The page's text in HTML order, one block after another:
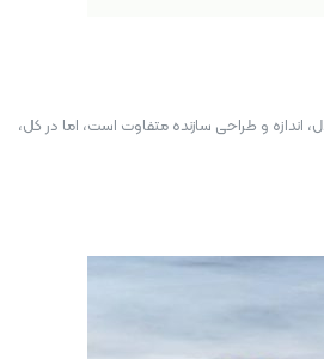
اندازه و طراحی سازنده متفاوت است، اما در کل،